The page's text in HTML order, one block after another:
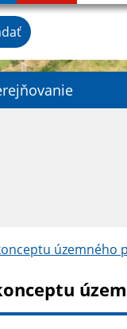
územného